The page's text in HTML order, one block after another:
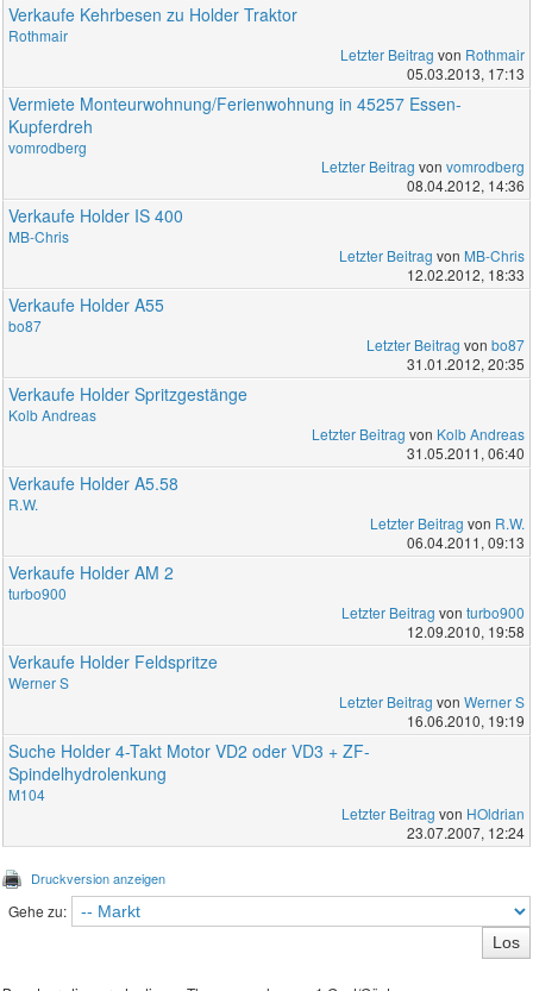
Verkaufe Kehrbesen zu Holder Traktor
Rothmair
Letzter Beitrag von Rothmair
05.03.2013, 17:13
Vermiete Monteurwohnung/Ferienwohnung in 45257 Essen-
Kupferdreh
vomrodberg
Letzter Beitrag von vomrodberg
08.04.2012, 14:36
Verkaufe Holder IS 400
MB-Chris
Letzter Beitrag von MB-Chris
12.02.2012, 18:33
Verkaufe Holder A55
bo87
Letzter Beitrag von bo87
31.01.2012, 20:35
Verkaufe Holder Spritzgestänge
Kolb Andreas
Letzter Beitrag von Kolb Andreas
31.05.2011, 06:40
Verkaufe Holder A5.58
R.W.
Letzter Beitrag von R.W.
06.04.2011, 09:13
Verkaufe Holder AM 2
turbo900
Letzter Beitrag von turbo900
12.09.2010, 19:58
Verkaufe Holder Feldspritze
Werner S
Letzter Beitrag von Werner S
16.06.2010, 19:19
Suche Holder 4-Takt Motor VD2 oder VD3 + ZF-
Spindelhydrolenkung
M104
Letzter Beitrag von HOldrian
23.07.2007, 12:24
Druckversion anzeigen
Gehe zu: